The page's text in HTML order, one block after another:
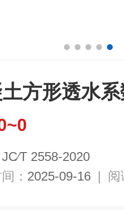
方形透水
JC∕T 2558-2020
： 2025-09-16 | 阅